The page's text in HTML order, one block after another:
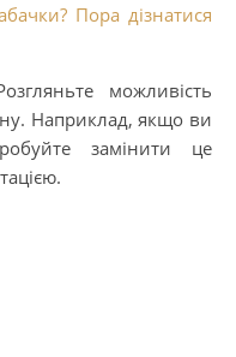
Пора дізнатися
можливість
Наприклад, якщо ви
замінити це